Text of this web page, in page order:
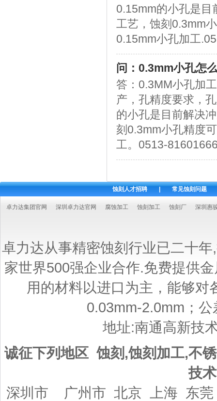
0.15mm的小孔是目
工艺，蚀刻0.3mm
0.15mm小孔加工
问：0.3mm小孔怎
答：0.3MM小孔加
产，孔精度要求，
的小孔是目前解决
刻0.3mm小孔精度
工。0513-
蚀刻人才招聘 常见蚀刻问题
卓力达集团官网 深圳卓力达官网 腐蚀加工 蚀刻加工 蚀刻厂 深圳惠
卓力达从事精密蚀刻行业已二十
家世界500强企业合作.免费提供
用的材料以进口为主，能够
0.03mm-2.0mm；
地址:南通高新技
诚征下列地区 蚀刻,蚀刻加工,不
技
深圳市 广州市 北京 上海 东